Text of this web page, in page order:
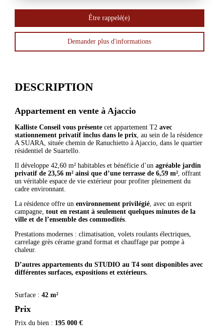
Être rappelé(e)
Demander plus d'informations
DESCRIPTION
Appartement en vente à Ajaccio
Kalliste Conseil vous présentecet appartement T2 avec
stationnement privatif inclus dans le prix, au sein de la résidence
A SUARA, située chemin de Ranuchietto à Ajaccio, dans le quartier
résidentiel de Suartello.
Il développe 42,60 m² habitables et bénéficie d’un agréable jardin
privatif de 23,56 m² ainsi que d’une terrasse de 6,59 m², offrant
un véritable espace de vie extérieur pour profiter pleinement du
cadre environnant.
La résidence offre un environnement privilégié, avec un esprit
campagne, tout en restant à seulement quelques minutes de la
ville et de l’ensemble des commodités.
Prestations modernes : climatisation, volets roulants électriques,
carrelage grès cérame grand format et chauffage par pompe à
chaleur.
D’autres appartements du STUDIO au T4 sont disponibles avec
différentes surfaces, expositions et extérieurs.
Surface : 42 m²
Prix
Prix du bien : 195 000 €